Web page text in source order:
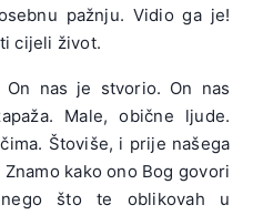
pažnju. Vidio ga je!
cijeli život.
On nas je stvorio. On nas
Male, obične ljude.
Štoviše, i prije našega
kako ono Bog govori
što te oblikovah u